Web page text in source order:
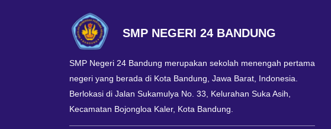
SMP NEGERI 24 BANDUNG
SMP Negeri 24 Bandung merupakan sekolah menengah pertama
negeri yang berada di Kota Bandung, Jawa Barat, Indonesia.
Berlokasi di Jalan Sukamulya No. 33, Kelurahan Suka Asih,
Kecamatan Bojongloa Kaler, Kota Bandung.